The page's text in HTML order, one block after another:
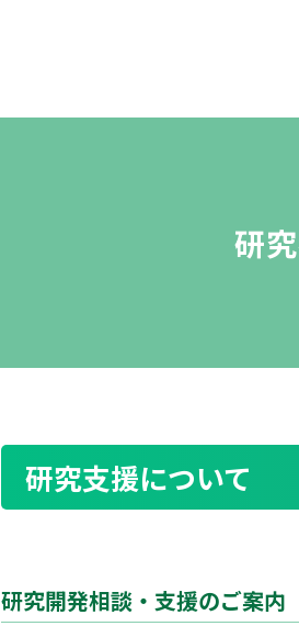
研
研究支援について
研究開発相談・支援のご案内